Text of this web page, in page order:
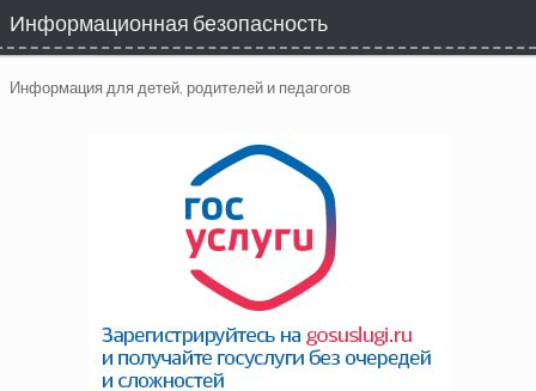
Информационная безопасность
Информация для детей, родителей и педагогов